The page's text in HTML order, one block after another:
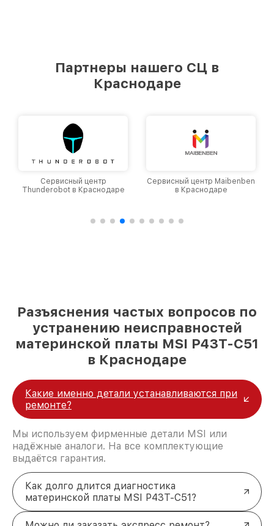
Партнеры нашего СЦ в
Краснодаре
Сервисный центр
Thunderobot в Краснодаре
Сервисный центр Maibenben
в Краснодаре
Разъяснения частых вопросов по
устранению неисправностей
материнской платы MSI P43T-C51
в Краснодаре
Какие именно детали устанавливаются при
ремонте?
Мы используем фирменные детали MSI или
надёжные аналоги. На все комплектующие
выдаётся гарантия.
Как долго длится диагностика
материнской платы MSI P43T-C51?